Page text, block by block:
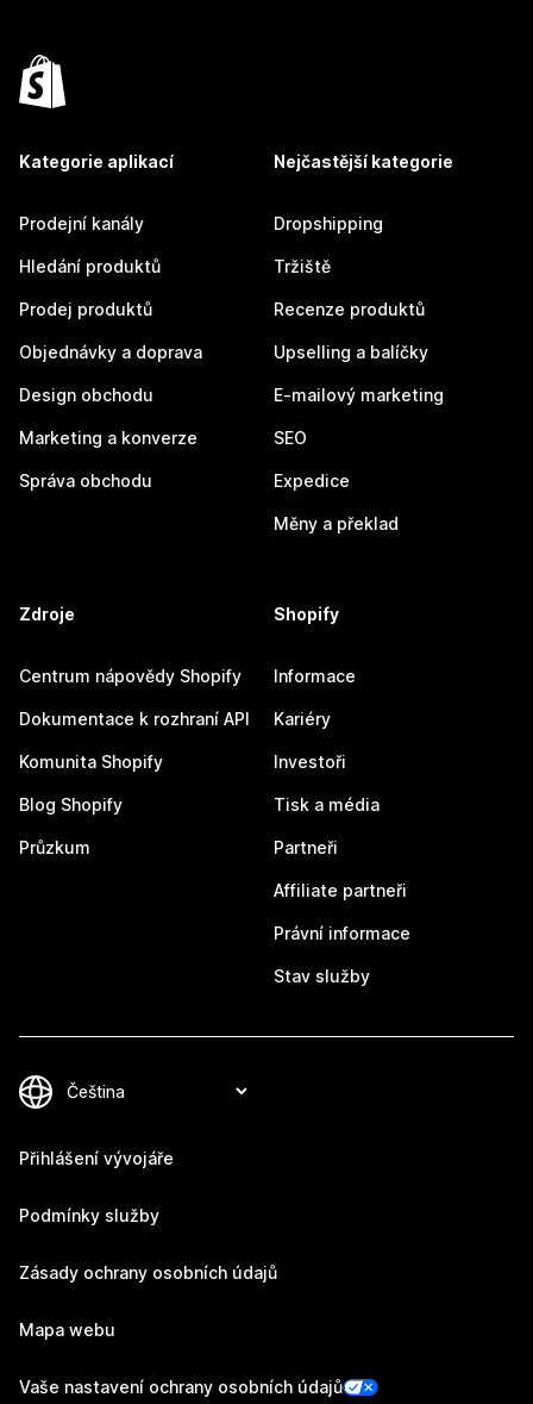
Kategorie aplikací
Prodejní kanály
Hledání produktů
Prodej produktů
Objednávky a doprava
Design obchodu
Marketing a konverze
Správa obchodu
Nejčastější kategorie
Dropshipping
Tržiště
Recenze produktů
Upselling a balíčky
E-mailový marketing
SEO
Expedice
Měny a překlad
Zdroje
Centrum nápovědy Shopify
Dokumentace k rozhraní API
Komunita Shopify
Blog Shopify
Průzkum
Shopify
Informace
Kariéry
Investoři
Tisk a média
Partneři
Affiliate partneři
Právní informace
Stav služby
Přihlášení vývojáře
Podmínky služby
Zásady ochrany osobních údajů
Mapa webu
Vaše nastavení ochrany osobních údajů